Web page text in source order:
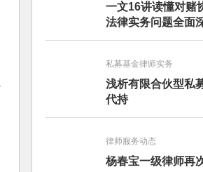
一文16讲读懂对赌
法律实务问题全面
私募基金律师实务
浅析有限合伙型私
代持
律师服务动态
杨春宝一级律师再